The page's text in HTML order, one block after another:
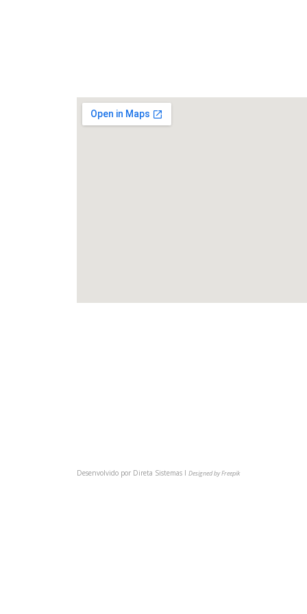
Desenvolvido por Direta Sistemas I Designed by Freepik